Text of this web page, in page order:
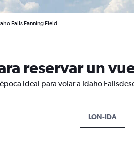
Falls Fanning Field
reservar un
ideal para volar a Idaho
LON-IDA